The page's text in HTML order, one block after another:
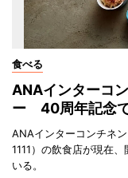
食べる
ANAインターコ
ー 40周年記念
ANAインターコンチネ
1111）の飲食店が現在
いる。